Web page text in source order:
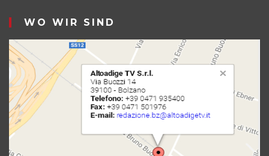
WO WIR SIND